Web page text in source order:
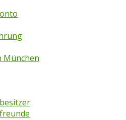
München